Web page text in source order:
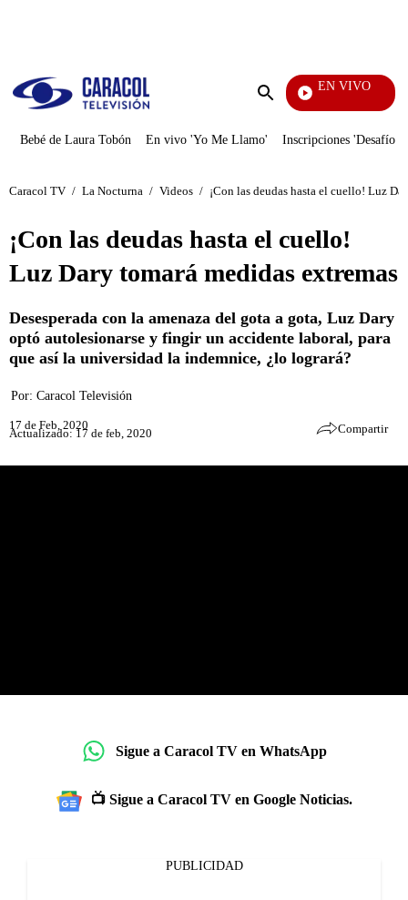
Enviar
EN VIVO
Rafael
Bebé de Laura Tobón En vivo 'Yo Me Llamo' Inscripciones 'Desafío'
Caracol TV / La Nocturna / Videos / ¡Con las deudas hasta el cuello! Luz
¡Con las deudas hasta el cuello!
Luz Dary tomará medidas extremas
Desesperada con la amenaza del gota a gota, Luz Dary
optó autolesionarse y fingir un accidente laboral, para
que así la universidad la indemnice, ¿lo logrará?
Por: Caracol Televisión
17 de Feb, 2020
Actualizado: 17 de feb, 2020 Compartir
Sigue a Caracol TV en WhatsApp
📺 Sigue a Caracol TV en Google Noticias.
PUBLICIDAD